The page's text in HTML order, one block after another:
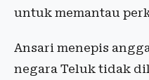
untuk memantau
Ansari menepis
negara Teluk tidak